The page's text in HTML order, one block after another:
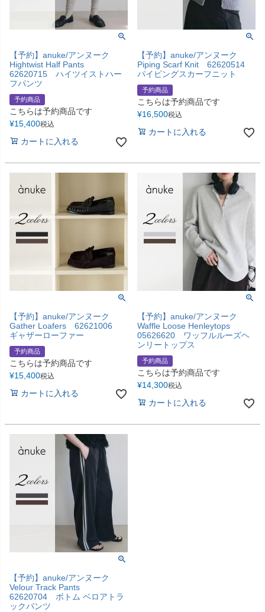
【予約】anuke/アンヌーク
Hightwist Half Pants
62620715 ハイツイストハー
フパンツ
予約商品
こちらは予約商品です
¥15,400税込
カートに入れる
【予約】anuke/アンヌーク
Piping Scarf Knit 62620514
パイピングスカーフニット
予約商品
こちらは予約商品です
¥16,500税込
カートに入れる
【予約】anuke/アンヌーク
Gather Loafers 62621006
ギャザーローファー
予約商品
こちらは予約商品です
¥15,400税込
カートに入れる
【予約】anuke/アンヌーク
Waffle Loose Henleytops
05626620 ワッフルルーズヘ
ンリートップス
予約商品
こちらは予約商品です
¥14,300税込
カートに入れる
【予約】anuke/アンヌーク
Velour Track Pants
62620704 ボトム ベロアトラ
ックパンツ